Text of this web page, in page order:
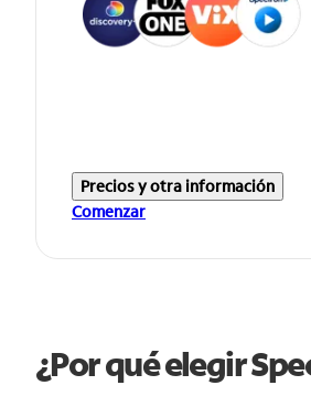
Precios y otra información
Comenzar
¿Por qué elegir